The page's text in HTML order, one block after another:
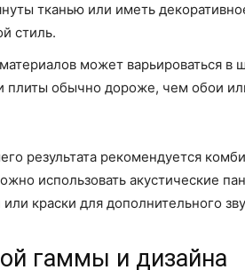
тканью или иметь
стиль.
может варьироваться в
плиты обычно дороже, чем обои
результата рекомендуется
использовать акустические
краски для дополнительного
гаммы и дизайна